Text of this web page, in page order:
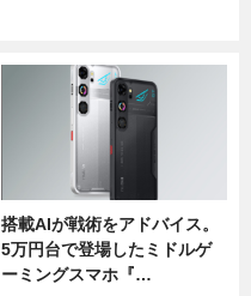
搭載AIが戦術をアドバイス。
5万円台で登場したミドルゲ
ーミングスマホ『…